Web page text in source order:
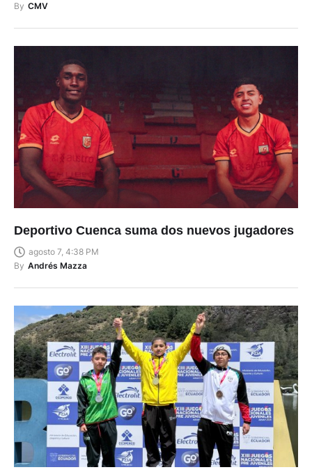
By CMV
Deportivo Cuenca suma dos nuevos jugadores
agosto 7, 4:38 PM
By Andrés Mazza